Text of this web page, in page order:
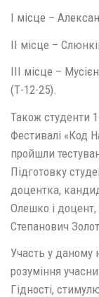
І місце –
ІІ місце –
ІІІ місце –
(Т-12-25).
Також студенти
Фестивалі «Код
пройшли
Підготовку
доцентка,
Олешко і доцент,
Степанович
Участь у даному
розуміння
Гідності,